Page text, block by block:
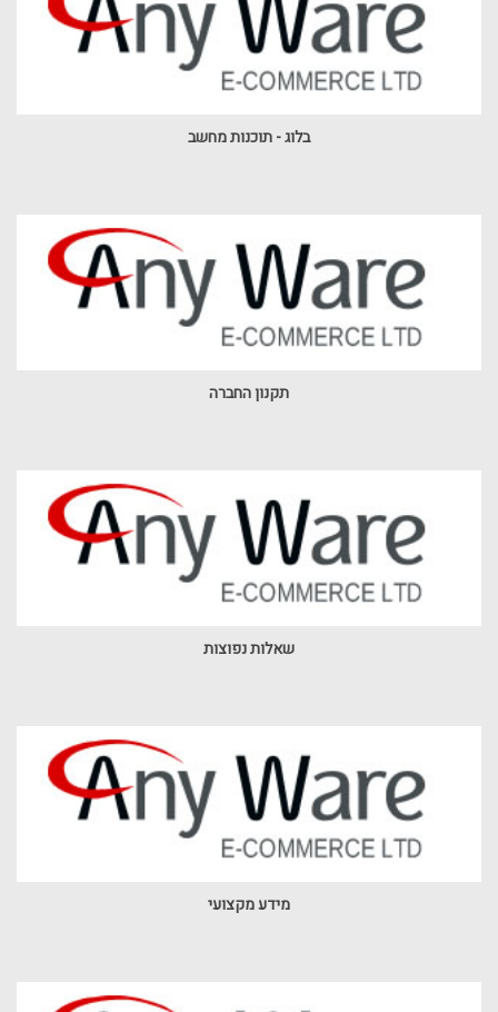
בלוג - תוכנות מחשב
תקנון החברה
שאלות נפוצות
מידע מקצועי